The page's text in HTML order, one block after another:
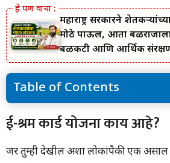
महाराष्ट्र सरकारने
मोठे पाऊल, आता
बळकटी आणि आर्थिक
नवा संकल्प.
Table of Contents
ई-श्रम कार्ड योजना काय आहे?
ई-श्रम कार्डसाठी आवश्यक कागदपत्रे
ई-श्रम कार्ड योजना काय आहे?
जर तुम्ही देखील अशा लोकांपैकी एक असाल